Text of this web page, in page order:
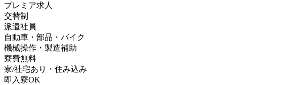
プレミア求人
交替制
派遣社員
自動車・部品・バイク
機械操作・製造補助
寮費無料
寮/社宅あり・住み込み
即入寮OK